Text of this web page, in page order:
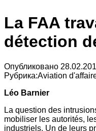
La FAA
détection
Опубликовано
Рубрика:Aviation
Léo Barnier
La question des
mobiliser les autorités,
industriels. Un de leurs